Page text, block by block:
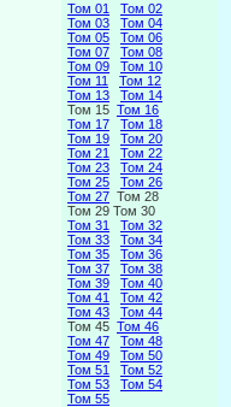
Том 01
Том 02
Том 03
Том 04
Том 05
Том 06
Том 07
Том 08
Том 09
Том 10
Том 11
Том 12
Том 13
Том 14
Том 15 Том 16
Том 17
Том 18
Том 19
Том 20
Том 21
Том 22
Том 23
Том 24
Том 25
Том 26
Том 27 Том 28
Том 29 Том 30
Том 31
Том 32
Том 33
Том 34
Том 35
Том 36
Том 37
Том 38
Том 39
Том 40
Том 41
Том 42
Том 43
Том 44
Том 45 Том 46
Том 47
Том 48
Том 49
Том 50
Том 51
Том 52
Том 53
Том 54
Том 55